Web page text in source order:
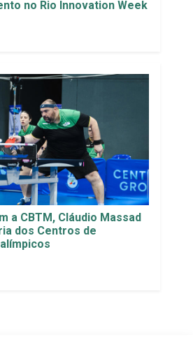
no Rio Innovation Week
a CBTM, Cláudio Massad
dos Centros de